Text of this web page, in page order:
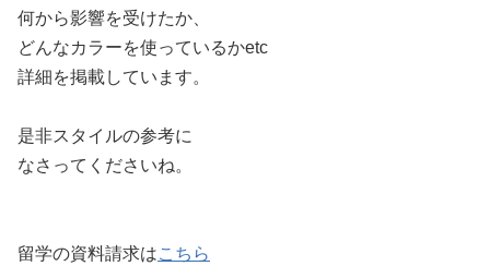
何から影響を受けたか、
どんなカラーを使っているかetc
詳細を掲載しています。
是非スタイルの参考に
なさってくださいね。
留学の資料請求はこちら